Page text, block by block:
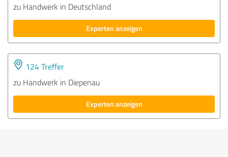
zu Handwerk in Deutschland
Experten anzeigen
124 Treffer
zu Handwerk in Diepenau
Experten anzeigen